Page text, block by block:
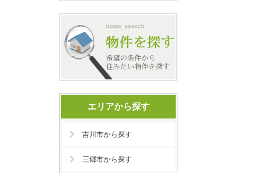
エリアから探す
吉川市から探す
三郷市から探す